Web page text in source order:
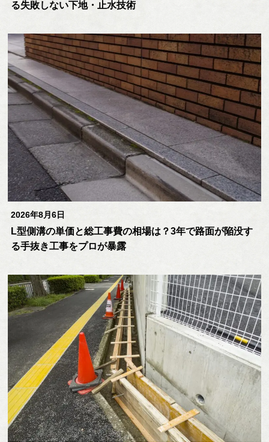
る失敗しない下地・止水技術
2026年8月6日
L型側溝の単価と総工事費の相場は？3年で路面が陥没す
る手抜き工事をプロが暴露